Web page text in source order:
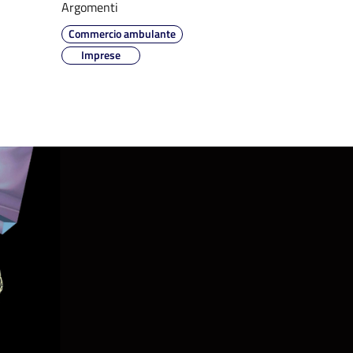
Argomenti
Commercio ambulante
Imprese